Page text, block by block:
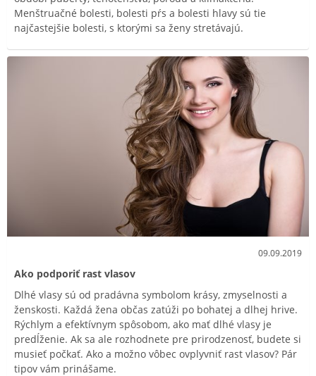
Menštruačné bolesti, bolesti pŕs a bolesti hlavy sú tie
najčastejšie bolesti, s ktorými sa ženy stretávajú.
09.09.2019
Ako podporiť rast vlasov
Dlhé vlasy sú od pradávna symbolom krásy, zmyselnosti a
ženskosti. Každá žena občas zatúži po bohatej a dlhej hrive.
Rýchlym a efektívnym spôsobom, ako mať dlhé vlasy je
predĺženie. Ak sa ale rozhodnete pre prirodzenosť, budete si
musieť počkať. Ako a možno vôbec ovplyvniť rast vlasov? Pár
tipov vám prinášame.